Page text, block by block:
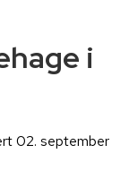
i
02. september